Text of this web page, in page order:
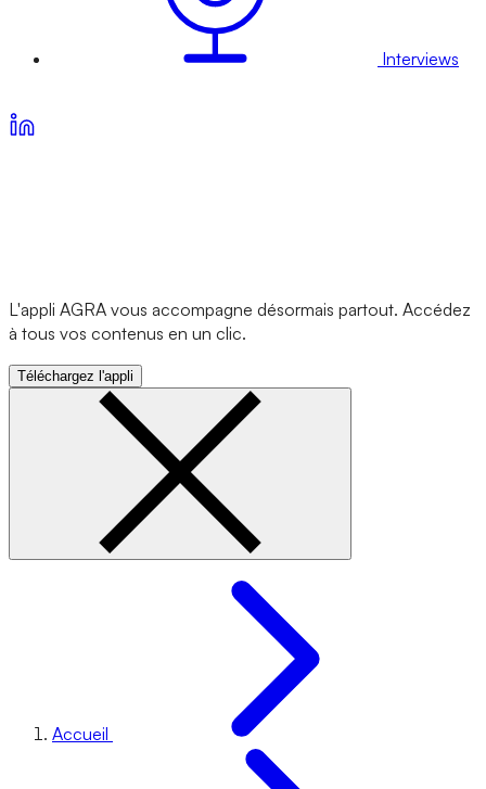
Interviews
L'appli AGRA vous accompagne désormais partout. Accédez
à tous vos contenus en un clic.
Téléchargez l'appli
Accueil